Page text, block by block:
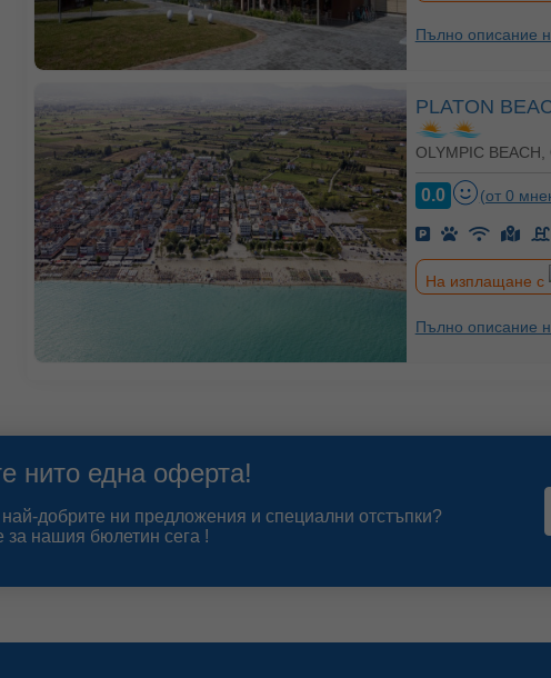
Пълно описание
PLATON
OLYMPIC
0.0 (от 0
На изплащане с
Пълно описание
нито една оферта!
добрите ни предложения и специални отстъпки?
за нашия бюлетин сега !